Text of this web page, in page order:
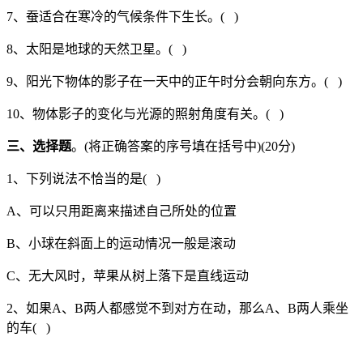
7、蚕适合在寒冷的气候条件下生长。( )
8、太阳是地球的天然卫星。( )
9、阳光下物体的影子在一天中的正午时分会朝向东方。( )
10、物体影子的变化与光源的照射角度有关。( )
三、选择题。(将正确答案的序号填在括号中)(20分)
1、下列说法不恰当的是( )
A、可以只用距离来描述自己所处的位置
B、小球在斜面上的运动情况一般是滚动
C、无大风时，苹果从树上落下是直线运动
2、如果A、B两人都感觉不到对方在动，那么A、B两人乘坐
的车( )